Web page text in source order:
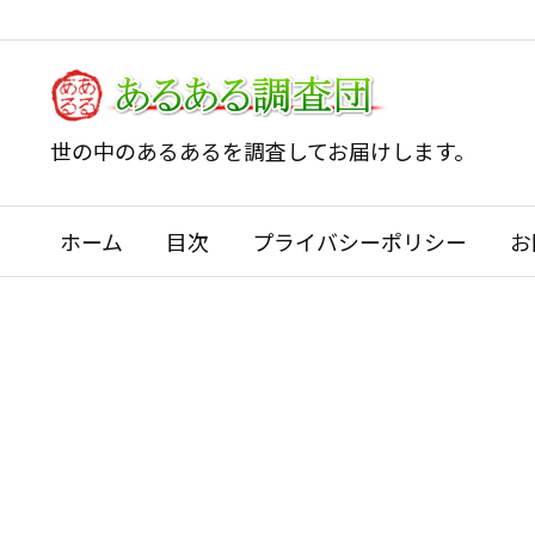
世の中のあるあるを調査してお届けします。
ホーム 目次 プライバシーポリシー